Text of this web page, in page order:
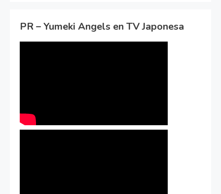
PR – Yumeki Angels en TV Japonesa